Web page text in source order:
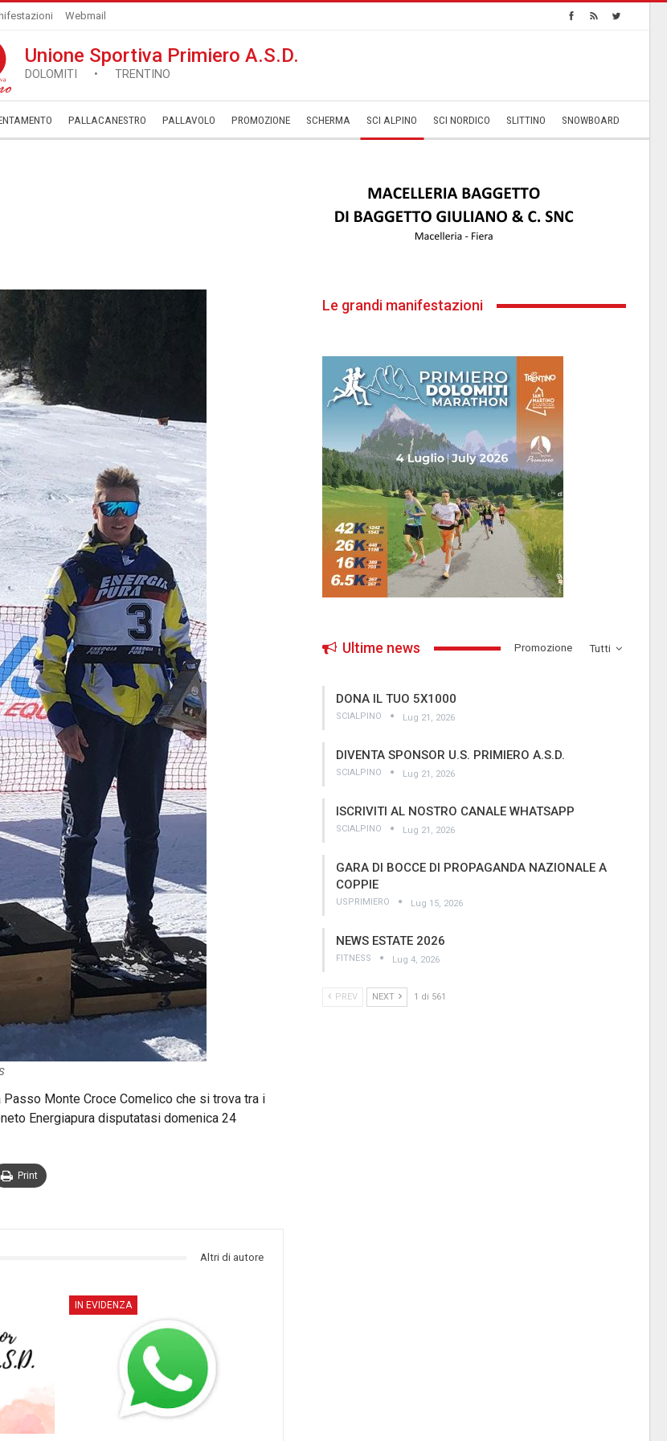
Webmail
Unione Sportiva Primiero A.S.D.
DOLOMITI • TRENTINO
PALLACANESTRO PALLAVOLO ­PROMOZIONE SCHERMA SCI ALPINO SCI NORDICO SLITTINO SNOWBOARD
Monte Croce Comelico che si trova tra i
Energiapura disputatasi domenica 24
Print
Altri di autore
IN EVIDENZA
Le grandi manifestazioni
Tutti
Ultime news ­Promozione
DONA IL TUO 5X1000
SCIALPINO Lug 21, 2026
DIVENTA SPONSOR U.S. PRIMIERO A.S.D.
SCIALPINO Lug 21, 2026
ISCRIVITI AL NOSTRO CANALE WHATSAPP
SCIALPINO Lug 21, 2026
GARA DI BOCCE DI PROPAGANDA NAZIONALE A
COPPIE
USPRIMIERO Lug 15, 2026
NEWS ESTATE 2026
FITNESS Lug 4, 2026
PREV NEXT 1 di 561